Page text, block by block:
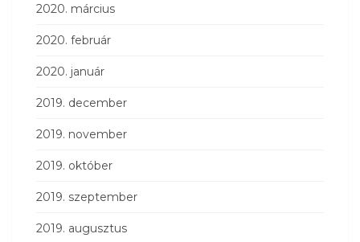
2020. március
2020. február
2020. január
2019. december
2019. november
2019. október
2019. szeptember
2019. augusztus